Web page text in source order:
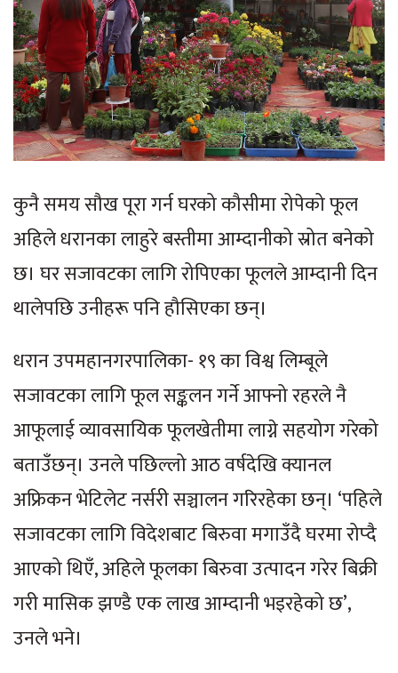
कुनै समय सौख पूरा गर्न घरको कौसीमा रोपेको फूल
अहिले धरानका लाहुरे बस्तीमा आम्दानीको स्रोत बनेको
छ। घर सजावटका लागि रोपिएका फूलले आम्दानी दिन
थालेपछि उनीहरू पनि हौसिएका छन्।
धरान उपमहानगरपालिका- १९ का विश्व लिम्बूले
सजावटका लागि फूल सङ्कलन गर्ने आफ्नो रहरले नै
आफूलाई व्यावसायिक फूलखेतीमा लाग्ने सहयोग गरेको
बताउँछन्। उनले पछिल्लो आठ वर्षदेखि क्यानल
अफ्रिकन भेटिलेट नर्सरी सञ्चालन गरिरहेका छन्। ‘पहिले
सजावटका लागि विदेशबाट बिरुवा मगाउँदै घरमा रोप्दै
आएको थिएँ, अहिले फूलका बिरुवा उत्पादन गरेर बिक्री
गरी मासिक झण्डै एक लाख आम्दानी भइरहेको छ’,
उनले भने।